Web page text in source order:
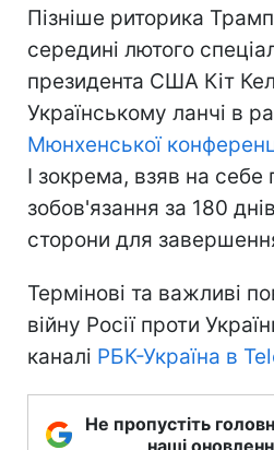
Пізніше риторика
середині лютого
президента США Кіт
Українському ланчі в
Мюнхенської
І зокрема, взяв на себе
зобов'язання за 180
сторони для
Термінові та важливі
війну Росії проти
каналі РБК-Україна в
Не пропустіть